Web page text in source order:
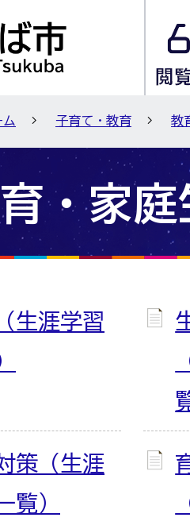
ム 子育て・教育 教
・家庭
生涯学習
策（生涯
覧）